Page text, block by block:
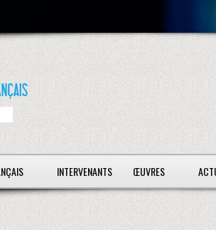
INTERVENANTS ŒUVRES